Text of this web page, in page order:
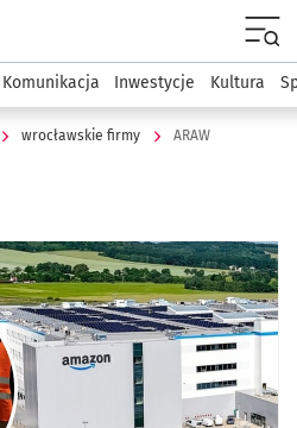
wroclaw.pl
Komunikacja Inwestycje Kultura
wrocławskie firmy ARAW